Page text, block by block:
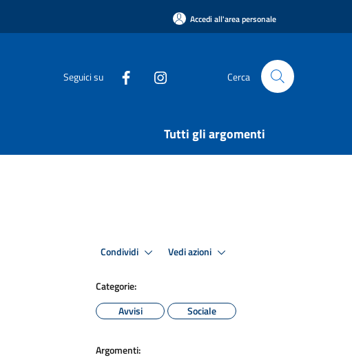
Accedi all'area personale
Seguici su Cerca
Tutti gli argomenti
Condividi Vedi azioni
Categorie:
Avvisi
Sociale
Argomenti: